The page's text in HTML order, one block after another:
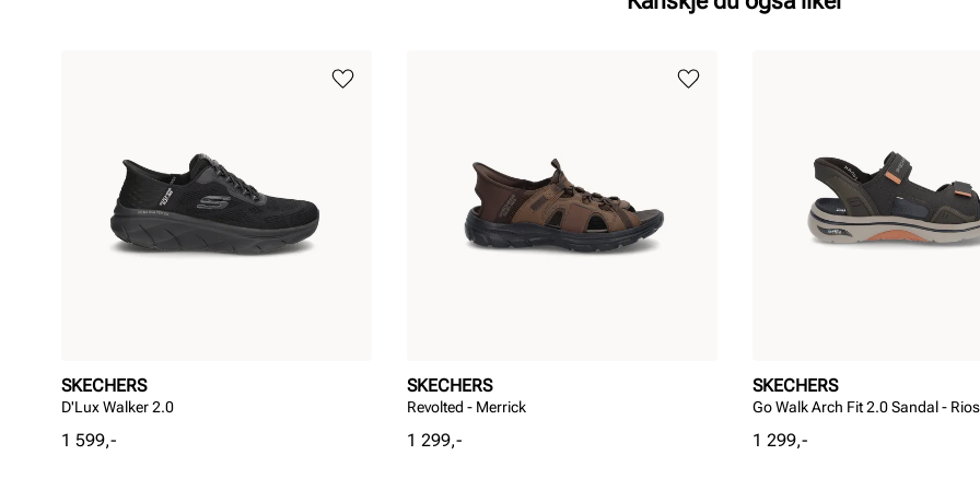
SKECHERS
D'Lux Walker 2.0
Pris
1 599,-
SKECHERS
Revolted - Merrick
Pris
1 299,-
SKECHERS
Go Walk Arch Fit 2.0 Sandal - Rios
Pris
1 299,-